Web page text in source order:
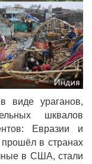
виде ураганов,
шквалов
Евразии и
в странах
в США, стали